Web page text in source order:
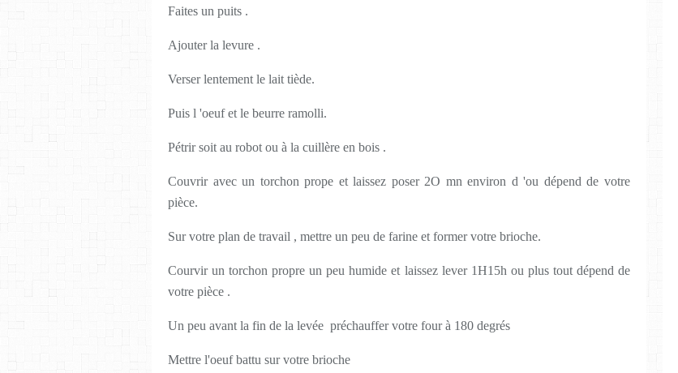
Faites un puits .
Ajouter la levure .
Verser lentement le lait tiède.
Puis l 'oeuf et le beurre ramolli.
Pétrir soit au robot ou à la cuillère en bois .
Couvrir avec un torchon prope et laissez poser 2O mn environ d 'ou dépend de votre
pièce.
Sur votre plan de travail , mettre un peu de farine et former votre brioche.
Courvir un torchon propre un peu humide et laissez lever 1H15h ou plus tout dépend de
votre pièce .
Un peu avant la fin de la levée préchauffer votre four à 180 degrés
Mettre l'oeuf battu sur votre brioche